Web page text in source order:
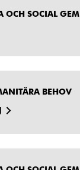
OCH SOCIAL
BEHOV